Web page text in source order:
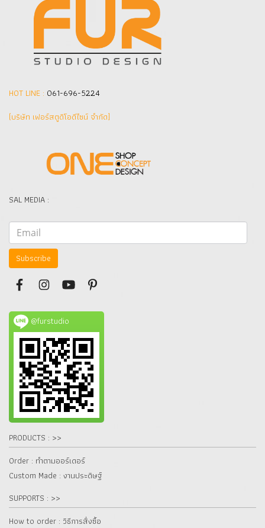
HOT LINE : 061-696-5224
(บริษัท เฟอร์สตูดิโอดีไซน์ จำกัด]
SAL MEDIA :
Subscribe
@furstudio
PRODUCTS : >>
Order : ทำตามออร์เดอร์
Custom Made : งานประดิษฐ์
SUPPORTS : >>
How to order : วิธีการสั่งซื้อ